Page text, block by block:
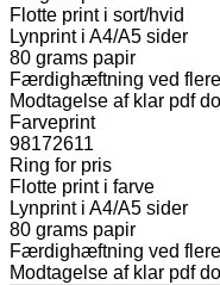
Flotte print i sort/hvid
Lynprint i A4/A5 sider
80 grams papir
Færdighæftning ved
Modtagelse af klar pdf
Farveprint
98172611
Ring for pris
Flotte print i farve
Lynprint i A4/A5 sider
80 grams papir
Færdighæftning ved
Modtagelse af klar pdf